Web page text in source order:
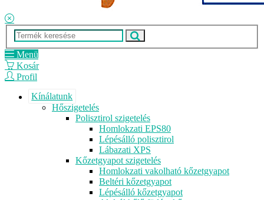
Menü
Kosár
Profil
Kínálatunk
Hőszigetelés
Polisztirol szigetelés
Homlokzati EPS80
Lépésálló polisztirol
Lábazati XPS
Kőzetgyapot szigetelés
Homlokzati vakolható kőzetgyapot
Beltéri kőzetgyapot
Lépésálló kőzetgyapot